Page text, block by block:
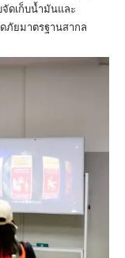
ดเก็บน้ำมันและ
ภัยมาตรฐานสากล